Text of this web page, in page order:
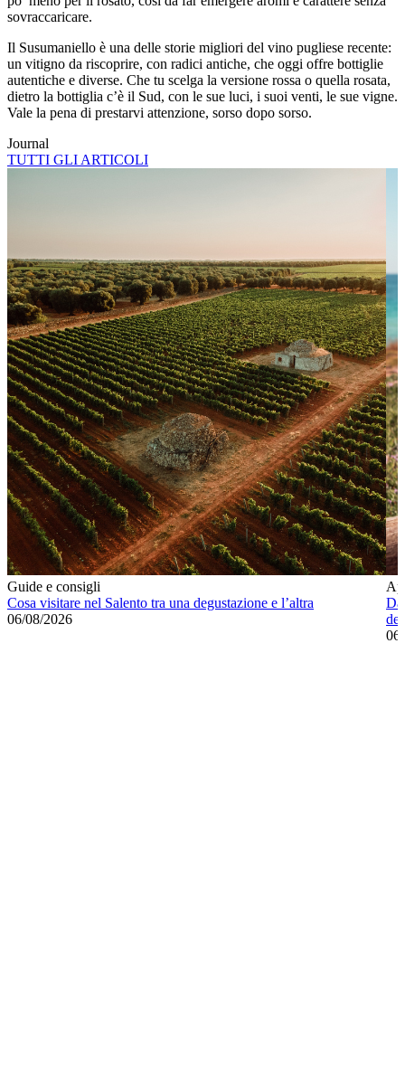
sovraccaricare.
Il Susumaniello è una delle storie migliori del vino pugliese recente:
un vitigno da riscoprire, con radici antiche, che oggi offre bottiglie
autentiche e diverse. Che tu scelga la versione rossa o quella rosata,
dietro la bottiglia c’è il Sud, con le sue luci, i suoi venti, le sue vigne.
Vale la pena di prestarvi attenzione, sorso dopo sorso.
Journal
TUTTI GLI ARTICOLI
Guide e consigli
Cosa visitare nel Salento tra una degustazione e l’altra
06/08/2026